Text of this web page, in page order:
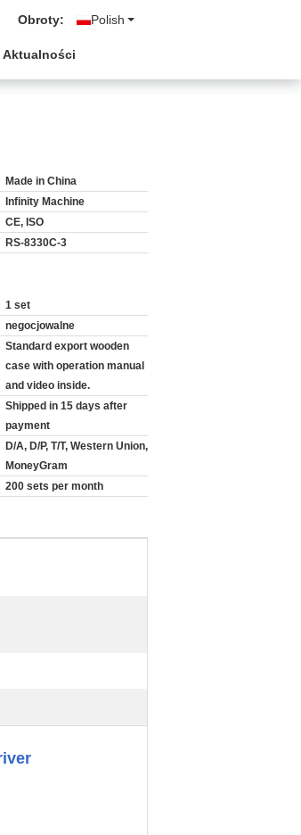
Polish
Obroty:
Aktualności
Made in China
Infinity Machine
CE, ISO
RS-8330C-3
1 set
negocjowalne
Standard export wooden
case with operation manual
and video inside.
Shipped in 15 days after
payment
D/A, D/P, T/T, Western Union,
MoneyGram
200 sets per month